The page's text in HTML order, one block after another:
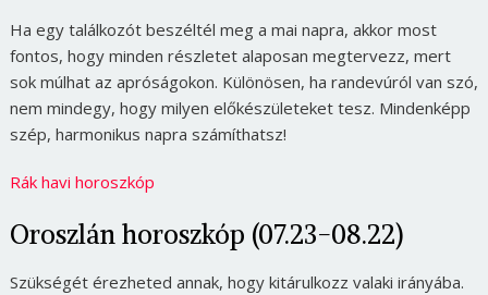
Ha egy találkozót beszéltél meg a mai napra, akkor most
fontos, hogy minden részletet alaposan megtervezz, mert
sok múlhat az apróságokon. Különösen, ha randevúról van szó,
nem mindegy, hogy milyen előkészületeket tesz. Mindenképp
szép, harmonikus napra számíthatsz!
Rák havi horoszkóp
Oroszlán horoszkóp (07.23-08.22)
Szükségét érezheted annak, hogy kitárulkozz valaki irányába.